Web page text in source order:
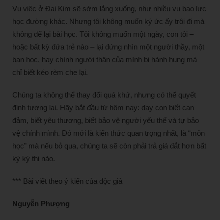
Vụ việc ở Đại Kim sẽ sớm lắng xuống, như nhiều vụ bạo lực
học đường khác. Nhưng tôi không muốn ký ức ấy trôi đi mà
không để lại bài học. Tôi không muốn một ngày, con tôi –
hoặc bất kỳ đứa trẻ nào – lại đứng nhìn một người thầy, một
bạn học, hay chính người thân của mình bị hành hung mà
chỉ biết kéo rèm che lại.
Chúng ta không thể thay đổi quá khứ, nhưng có thể quyết
định tương lai. Hãy bắt đầu từ hôm nay: dạy con biết can
đảm, biết yêu thương, biết bảo vệ người yếu thế và tự bảo
vệ chính mình. Đó mới là kiến thức quan trọng nhất, là “môn
học” mà nếu bỏ qua, chúng ta sẽ còn phải trả giá đắt hơn bất
kỳ kỳ thi nào.
*** Bài viết theo ý kiến của độc giả
Nguyễn Phượng